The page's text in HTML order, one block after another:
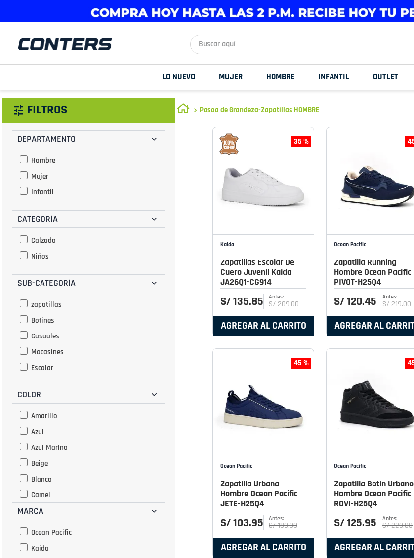
Buscar aquí
LO NUEVO MUJER HOMBRE INFANTIL OUTLET
FILTROS
DEPARTAMENTO
Hombre
Mujer
Infantil
CATEGORÍA
Calzado
Niños
SUB-CATEGORÍA
zapatillas
Botines
Casuales
Mocasines
Escolar
COLOR
Amarillo
Azul
Azul Marino
Beige
Blanco
Camel
Cocoa
MARCA
Ocean Pacific
Kaida
Pasoa de Grandeza-Zapatillas HOMBRE
35 %
Kaida
Zapatillas Escolar De
Cuero Juvenil Kaida
JA26Q1-CG914
S/135.85 S/209.00
AGREGAR AL CARRITO
Ocean Pacific
Zapatilla Running
Hombre Ocean Pacific
PIVOT-H25Q4
S/120.45 S/219.00
AGREGAR AL
45 %
Ocean Pacific
Zapatilla Urbana
Hombre Ocean Pacific
JETE-H25Q4
S/103.95 S/189.00
AGREGAR AL CARRITO
Ocean Pacific
Zapatilla Botín Urbano
Hombre Ocean Pacific
ROVI-H25Q4
S/125.95 S/229.00
AGREGAR AL